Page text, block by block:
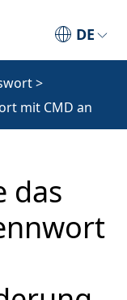
DE
>
mit CMD an
das